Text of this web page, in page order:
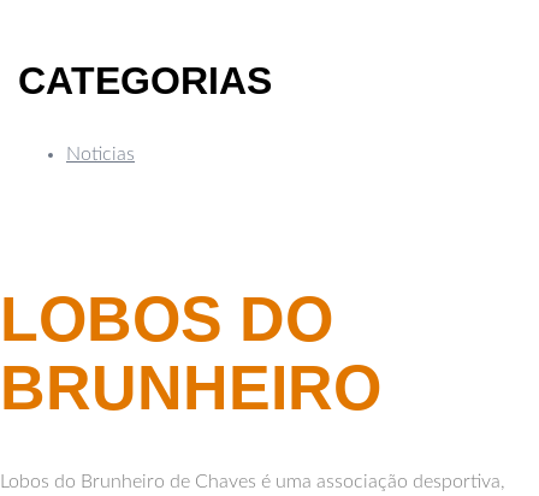
CATEGORIAS
Noticias
LOBOS DO
BRUNHEIRO
Lobos do Brunheiro de Chaves é uma associação desportiva,